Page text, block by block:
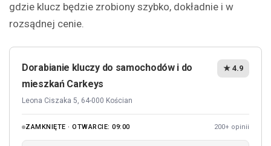
gdzie klucz będzie zrobiony szybko, dokładnie i w
rozsądnej cenie.
Dorabianie kluczy do samochodów i do
mieszkań Carkeys
Leona Ciszaka 5, 64-000 Kościan
★ 4.9
ZAMKNIĘTE · OTWARCIE: 09:00 200+ opinii